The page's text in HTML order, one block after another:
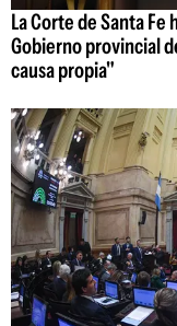
La Corte de Santa
Gobierno provincial
causa propia"